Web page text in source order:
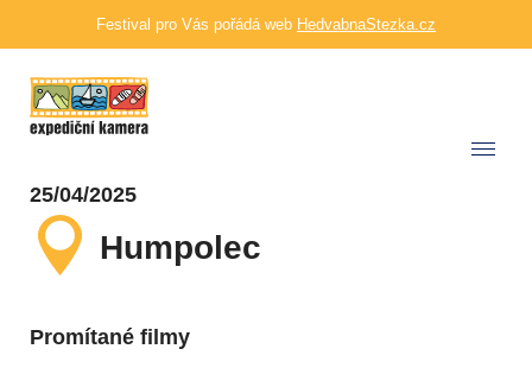
Festival pro Vás pořádá web HedvabnaStezka.cz
25/04/2025
Humpolec
Promítané filmy